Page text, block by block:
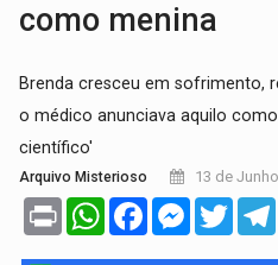
como menina
Brenda cresceu em sofrimento,
o médico anunciava aquilo
científico'
Arquivo Misterioso 13 de
Print WhatsAppFacebookMessenger